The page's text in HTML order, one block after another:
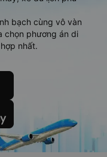
bạch cùng vô vàn
chọn phương án di
nhất.